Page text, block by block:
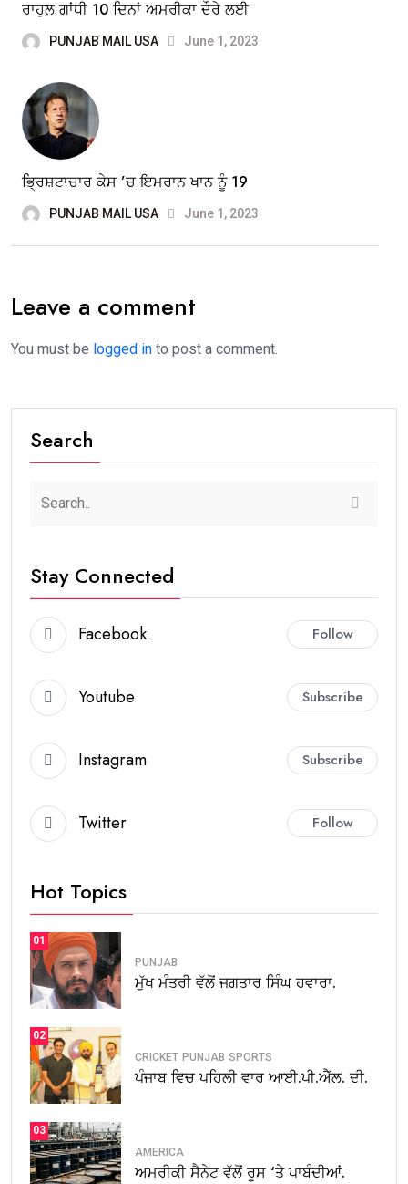
ਰਾਹੁਲ ਗਾਂਧੀ 10 ਦਿਨਾਂ ਅਮਰੀਕਾ ਦੌਰੇ ਲਈ
PUNJAB MAIL USA June 1, 2023
ਭ੍ਰਿਸ਼ਟਾਚਾਰ ਕੇਸ ’ਚ ਇਮਰਾਨ ਖਾਨ ਨੂੰ 19
PUNJAB MAIL USA June 1, 2023
Leave a comment
You must be logged in to post a comment.
Search
Stay Connected
Facebook Follow
Youtube Subscribe
Instagram Subscribe
Twitter Follow
Hot Topics
01
PUNJAB
ਮੁੱਖ ਮੰਤਰੀ ਵੱਲੋਂ ਜਗਤਾਰ ਸਿੰਘ ਹਵਾਰਾ.
02
CRICKET PUNJAB SPORTS
ਪੰਜਾਬ ਵਿਚ ਪਹਿਲੀ ਵਾਰ ਆਈ.ਪੀ.ਐੱਲ. ਦੀ.
03
AMERICA
ਅਮਰੀਕੀ ਸੈਨੇਟ ਵੱਲੋਂ ਰੂਸ ‘ਤੇ ਪਾਬੰਦੀਆਂ.